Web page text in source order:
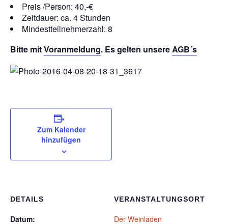
Preis /Person: 40,-€
Zeitdauer: ca. 4 Stunden
Mindestteilnehmerzahl: 8
Bitte mitVoranmeldung. Es gelten unsereAGB´s
Zum Kalender
hinzufügen
DETAILS
Datum:
VERANSTALTUNGSORT
Der Weinladen